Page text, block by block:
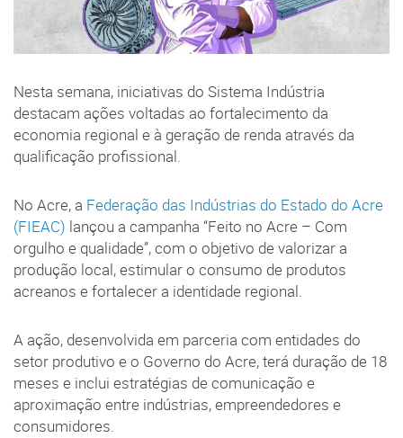
Nesta semana, iniciativas do Sistema Indústria
destacam ações voltadas ao fortalecimento da
economia regional e à geração de renda através da
qualificação profissional.
No Acre, a Federação das Indústrias do Estado do Acre
(FIEAC) lançou a campanha “Feito no Acre – Com
orgulho e qualidade”, com o objetivo de valorizar a
produção local, estimular o consumo de produtos
acreanos e fortalecer a identidade regional.
A ação, desenvolvida em parceria com entidades do
setor produtivo e o Governo do Acre, terá duração de 18
meses e inclui estratégias de comunicação e
aproximação entre indústrias, empreendedores e
consumidores.